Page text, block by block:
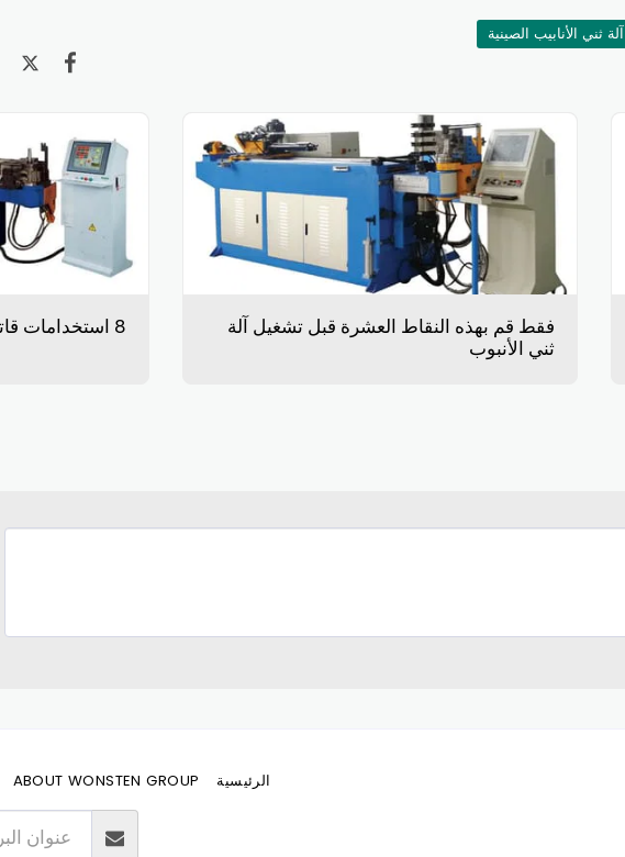
آلة ثني الأنابيب الصينية
فقط قم بهذه النقاط العشرة قبل تشغيل آلة
ثني الأنبوب
8 استخدامات قاتلة لآلة ثني الأنابيب
الرئيسية ABOUT WONSTEN GROUP